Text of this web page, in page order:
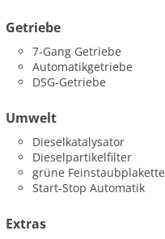
Getriebe
7-Gang Getriebe
Automatikgetriebe
DSG-Getriebe
Umwelt
Dieselkatalysator
Dieselpartikelfilter
grüne Feinstaubplakette
Start-Stop Automatik
Extras